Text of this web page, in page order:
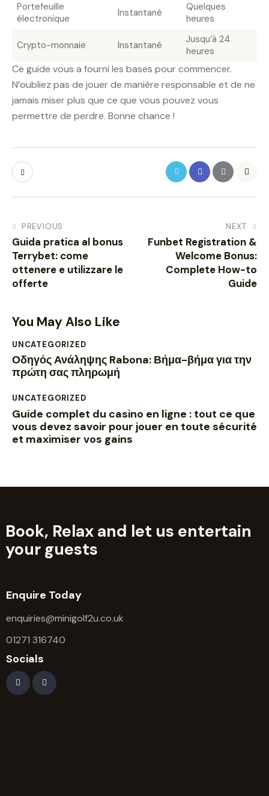
Portefeuille
électronique
Instantané
Quelques
heures
Crypto-monnaie Instantané
Jusqu’à 24
heures
Ce guide vous a fourni les bases pour commencer.
N’oubliez pas de jouer de manière responsable et de ne
jamais miser plus que ce que vous pouvez vous
permettre de perdre. Bonne chance !
PREVIOUS
Guida pratica al bonus
Terrybet: come
ottenere e utilizzare le
offerte
NEXT
Funbet Registration &
Welcome Bonus:
Complete How-to
Guide
You May Also Like
UNCATEGORIZED
Οδηγός Ανάληψης Rabona: Βήμα-βήμα για την
πρώτη σας πληρωμή
UNCATEGORIZED
Guide complet du casino en ligne : tout ce que
vous devez savoir pour jouer en toute sécurité
et maximiser vos gains
Book, Relax and let us entertain
your guests
Enquire Today
enquiries@minigolf2u.co.uk
01271 316740
Socials